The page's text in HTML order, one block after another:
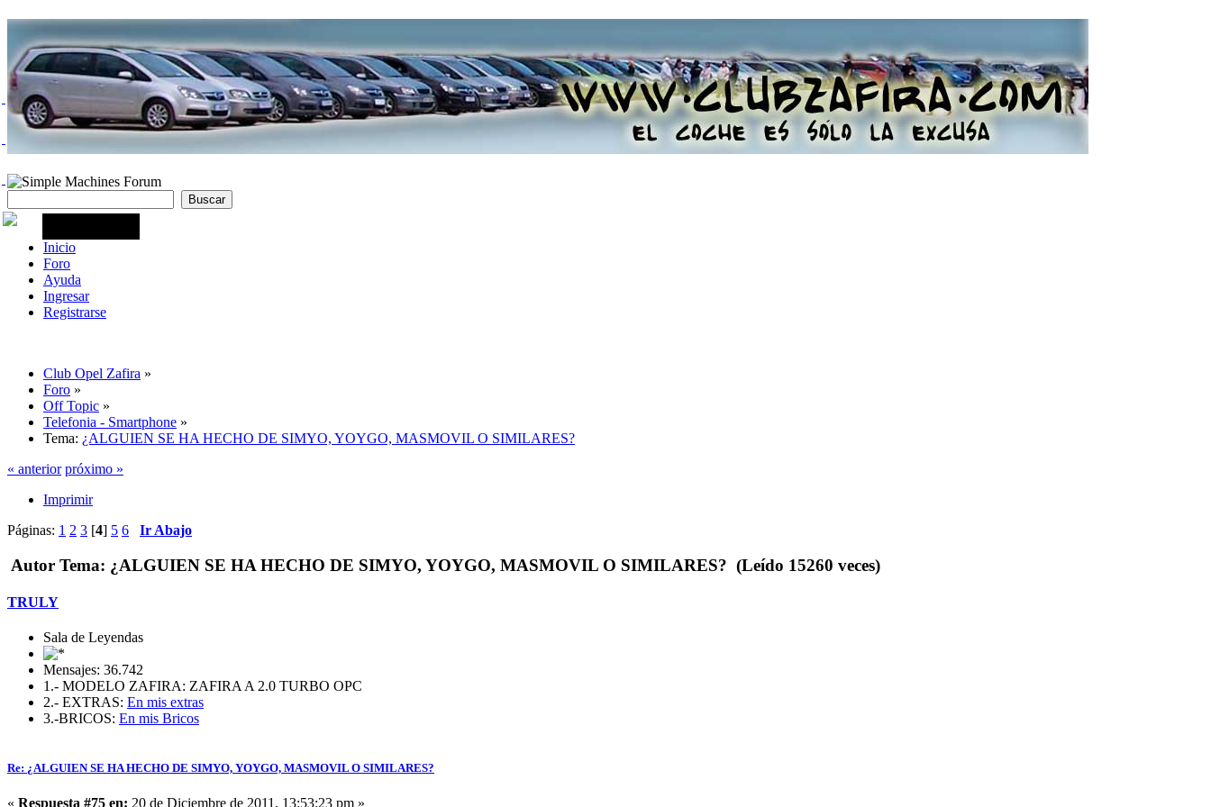
Inicio
Foro
Ayuda
Ingresar
Registrarse
Club Opel Zafira »
Foro »
Off Topic »
Telefonia - Smartphone »
Tema: ¿ALGUIEN SE HA HECHO DE SIMYO, YOYGO, MASMOVIL O SIMILARES?
« anterior próximo »
Imprimir
Páginas: 1 2 3 [4] 5 6 Ir Abajo
Autor Tema: ¿ALGUIEN SE HA HECHO DE SIMYO, YOYGO, MASMOVIL O SIMILARES? (Leído 15260 veces)
TRULY
Sala de Leyendas
Mensajes: 36.742
1.- MODELO ZAFIRA: ZAFIRA A 2.0 TURBO OPC
2.- EXTRAS: En mis extras
3.-BRICOS: En mis Bricos
Re: ¿ALGUIEN SE HA HECHO DE SIMYO, YOYGO, MASMOVIL O SIMILARES?
« Respuesta #75 en: 20 de Diciembre de 2011, 13:53:23 pm »